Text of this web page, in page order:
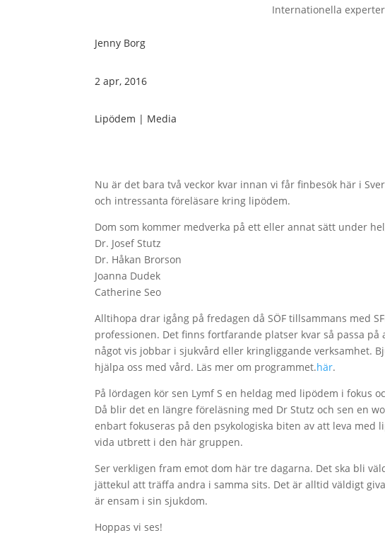
Internationella
Jenny Borg
2 apr, 2016
Lipödem | Media
Nu är det bara två veckor kvar innan vi får finbesök här i
och intressanta föreläsare kring lipödem.
Dom som kommer medverka på ett eller annat sätt under
Dr. Josef Stutz
Dr. Håkan Brorson
Joanna Dudek
Catherine Seo
Alltihopa drar igång på fredagen då SÖF tillsammans med
professionen. Det finns fortfarande platser kvar så passa
något vis jobbar i sjukvård eller kringliggande verksamhet.
hjälpa oss med vård. Läs mer om programmet.här.
På lördagen kör sen Lymf S en heldag med lipödem i fokus
Då blir det en längre föreläsning med Dr Stutz och sen en
enbart fokuseras på den psykologiska biten av att leva
vida utbrett i den här gruppen.
Ser verkligen fram emot dom här tre dagarna. Det ska bli
jättekul att träffa andra i samma sits. Det är alltid väldigt
är ensam i sin sjukdom.
Hoppas vi ses!